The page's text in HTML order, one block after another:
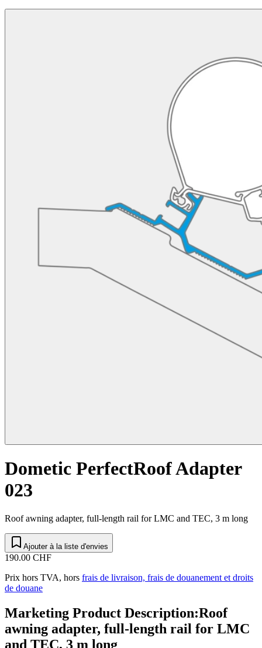
Dometic PerfectRoof Adapter
023
Roof awning adapter, full-length rail for LMC and TEC, 3 m long
Ajouter à la liste d'envies
190.00 CHF
Prix hors TVA, hors frais de livraison, frais de douanement et droits
de douane
Marketing Product Description:Roof
awning adapter, full-length rail for LMC
and TEC, 3 m long